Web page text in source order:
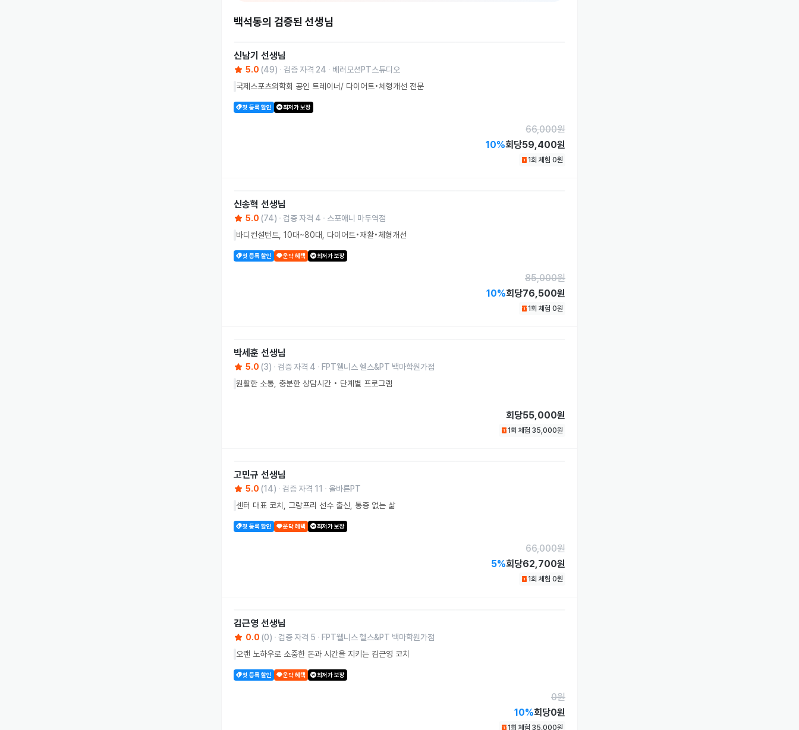
백석동의 검증된 선생님
신남기 선생님
5.0 (49) 검증 자격 24
베러모션PT스튜디오
국제스포츠의학회 공인 트레이너/ 다이어트•체형개선 전문
첫 등록 할인 최저가 보장
66,000원
10%회당59,400원
1회 체험 0원
신송혁 선생님
5.0 (74) 검증 자격 4
스포애니 마두역점
바디컨설턴트, 10대~80대, 다이어트•재활•체형개선
첫 등록 할인 운닥 혜택 최저가 보장
85,000원
10%회당76,500원
1회 체험 0원
박세훈 선생님
5.0 (3) 검증 자격 4
FPT웰니스 헬스&PT 백마학원가점
원활한 소통, 충분한 상담시간 • 단계별 프로그램
회당55,000원
1회 체험 35,000원
고민규 선생님
5.0 (14) 검증 자격 11
올바른PT
센터 대표 코치, 그랑프리 선수 출신, 통증 없는 삶
첫 등록 할인 운닥 혜택 최저가 보장
66,000원
5%회당62,700원
1회 체험 0원
김근영 선생님
0.0 (0) 검증 자격 5
FPT웰니스 헬스&PT 백마학원가점
오랜 노하우로 소중한 돈과 시간을 지키는 김근영 코치
첫 등록 할인 운닥 혜택 최저가 보장
0원
10%회당0원
1회 체험 35,000원